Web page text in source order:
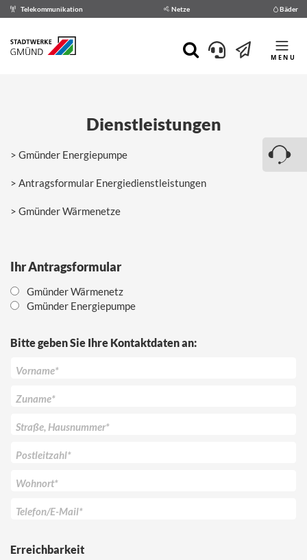
Telekommunikation Netze Bäder
MENU
Ihr Antragsformular
Gmünder Wärmenetz
Gmünder Energiepumpe
Bitte geben Sie Ihre Kontaktdaten an:
Vorname*
Zuname*
Straße, Hausnummer*
Postleitzahl*
Wohnort*
Telefon/E-Mail*
Erreichbarkeit
Dienstleistungen
Gmünder Energiepumpe
Antragsformular Energiedienstleistungen
Gmünder Wärmenetze